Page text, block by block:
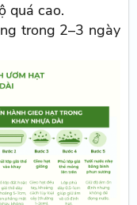
quá cao.
trong 2–3 ngày